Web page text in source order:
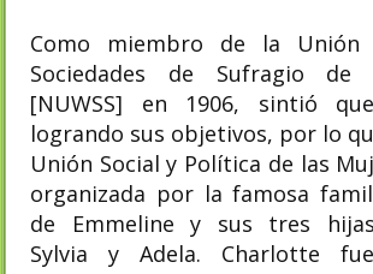
Como miembro de la Unión
Sociedades de Sufragio de
[NUWSS] en 1906, sintió
logrando sus objetivos, por lo
Unión Social y Política de las
organizada por la famosa
de Emmeline y sus tres
Sylvia y Adela. Charlotte